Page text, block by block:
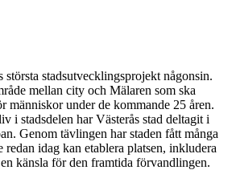
största stadsutvecklingsprojekt någonsin.
mellan city och Mälaren som ska
människor under de kommande 25 åren.
i stadsdelen har Västerås stad deltagit i
Genom tävlingen har staden fått många
idag kan etablera platsen, inkludera
känsla för den framtida förvandlingen.